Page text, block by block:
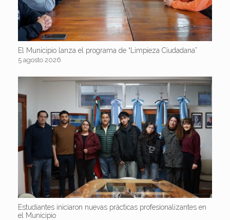
El Municipio lanza el programa de “Limpieza Ciudadana”
5 agosto 2026
Estudiantes iniciaron nuevas prácticas profesionalizantes en
el Municipio